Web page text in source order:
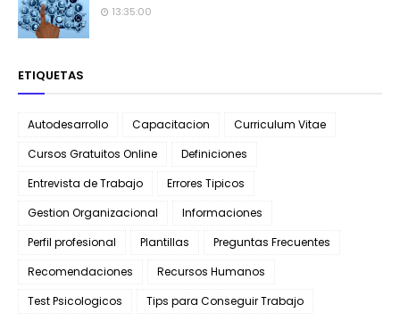
13:35:00
ETIQUETAS
Autodesarrollo Capacitacion
Curriculum Vitae
Cursos Gratuitos Online
Definiciones
Entrevista de Trabajo
Errores Tipicos
Gestion Organizacional
Informaciones
Perfil profesional
Plantillas
Preguntas Frecuentes
Recomendaciones
Recursos Humanos
Test Psicologicos
Tips para Conseguir Trabajo